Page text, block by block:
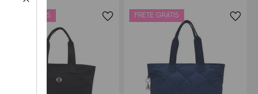
FRETE GRÁTIS FRETE GRÁTIS